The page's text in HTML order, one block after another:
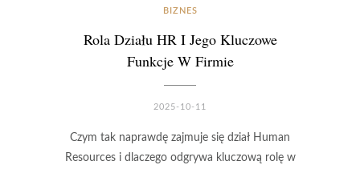
BIZNES
Rola Działu HR I Jego Kluczowe
Funkcje W Firmie
2025-10-11
Czym tak naprawdę zajmuje się dział Human
Resources i dlaczego odgrywa kluczową rolę w